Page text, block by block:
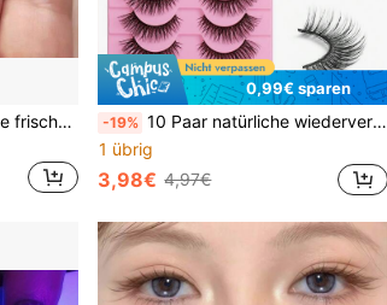
50 Stück gemischte farbige frische Seestern Nagelkunst Charms, japanischer Stil Zuckerfeinstein Fünf-Zack-Stern DIY Nagel Haarspange Dekoration, Seestern Strass - flacher Boden Mini Stern, geeignet für DIY Basteln, Hochzeitsdekoration, Nagelkunst und Scrapbooking, Nagel Harz Zubehör, Handyhülle Harz Zubehör, Schmuck
0,99€ sparen
-19% 10 Paar natürliche wiederverwendbare 3D Kunstmink Wimpern, leicht, weich, gelockt, gestreift, geeignet für Alltag, Club, Büromode, flauschige und bequeme wiederverwendbare Wimpern, um faszinierende Augen mit dramatischer Wirkung zu schaffen
1 übrig
3,98€ 4,97€